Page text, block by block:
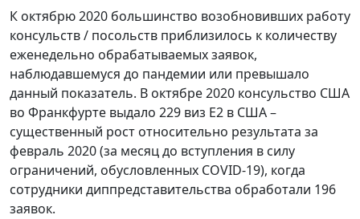
К октябрю 2020 большинство возобновивших работу
консульств / посольств приблизилось к количеству
еженедельно обрабатываемых заявок,
наблюдавшемуся до пандемии или превышало
данный показатель. В октябре 2020 консульство США
во Франкфурте выдало 229 виз E2 в США –
существенный рост относительно результата за
февраль 2020 (за месяц до вступления в силу
ограничений, обусловленных COVID-19), когда
сотрудники диппредставительства обработали 196
заявок.